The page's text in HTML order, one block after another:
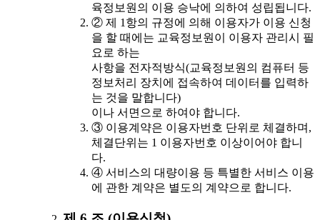
육정보원의 이용 승낙에 의하여 성립됩니다.
② 제 1항의 규정에 의해 이용자가 이용 신청
을 할 때에는 교육정보원이 이용자 관리시 필
요로 하는
사항을 전자적방식(교육정보원의 컴퓨터 등
정보처리 장치에 접속하여 데이터를 입력하
는 것을 말합니다)
이나 서면으로 하여야 합니다.
③ 이용계약은 이용자번호 단위로 체결하며,
체결단위는 1 이용자번호 이상이어야 합니
다.
④ 서비스의 대량이용 등 특별한 서비스 이용
에 관한 계약은 별도의 계약으로 합니다.